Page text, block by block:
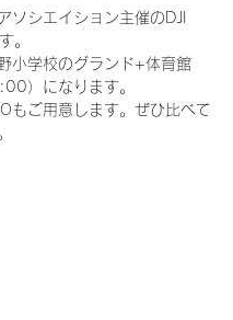
ソシエイション主催のDJI
。
小学校のグランド+体育館
）になります。
もご用意します。ぜひ比べて